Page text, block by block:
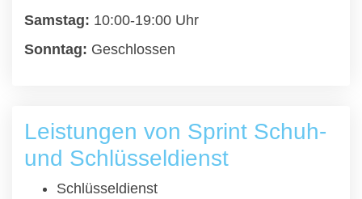
Samstag: 10:00-19:00 Uhr
Sonntag: Geschlossen
Leistungen von Sprint Schuh-
und Schlüsseldienst
Schlüsseldienst